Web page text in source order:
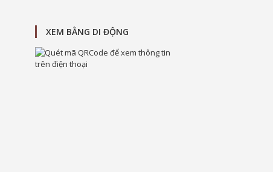
XEM BẰNG DI ĐỘNG